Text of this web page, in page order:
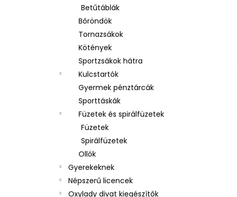
Betűtáblák
Bőröndök
Tornazsákok
Kötények
Sportzsákok hátra
Kulcstartók
Gyermek pénztárcák
Sporttáskák
Füzetek és spirálfüzetek
Füzetek
Spirálfüzetek
Ollók
Gyerekeknek
Népszerű licencek
Oxylady divat kiegészítők